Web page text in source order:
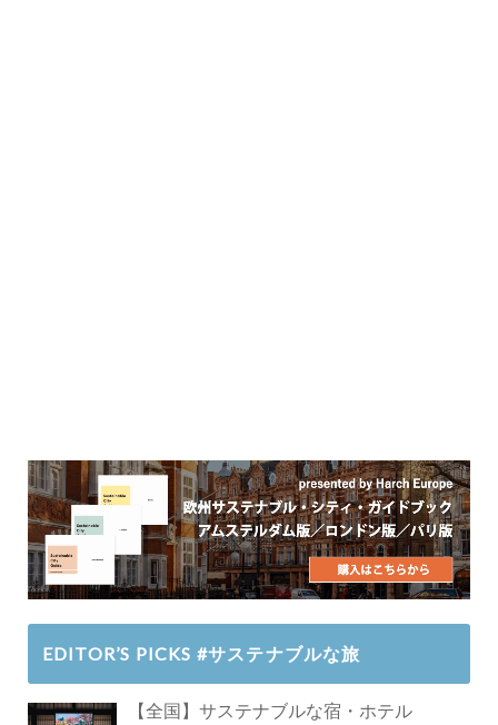
EDITOR’S PICKS #サステナブルな旅
【全国】サステナブルな宿・ホテル